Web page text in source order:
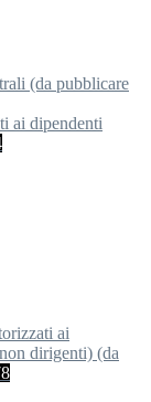
(da pubblicare
ai dipendenti
ai
dirigenti) (da